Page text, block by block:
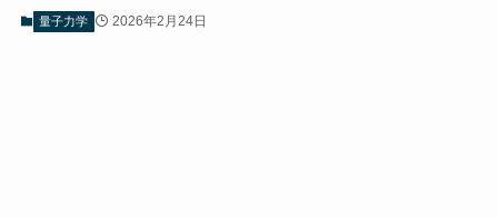
量子力学 2026年2月24日